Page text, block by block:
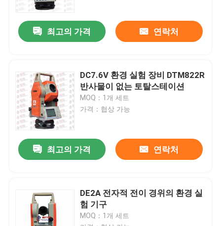
최고의 가격 연락처
DC7.6V 환경 실험 장비 DTM822R
반사물이 없는 토탈스테이션
MOQ：1개 세트
가격：협상 가능
최고의 가격 연락처
DE2A 전자적 전이 경위의 환경 실
험 기구
MOQ：1개 세트